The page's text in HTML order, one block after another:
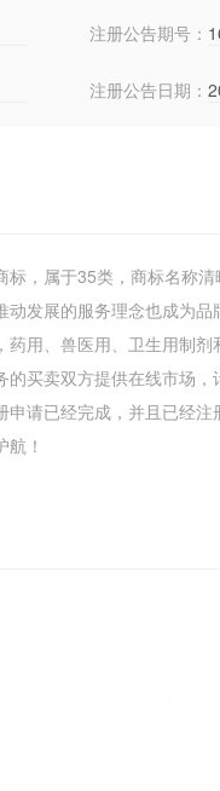
注册公告期号：
注册公告日期：
标，属于35类，商标名称
发展的服务理念也成为
药用、兽医用、卫生用制
的买卖双方提供在线市场
请已经完成，并且已经
！